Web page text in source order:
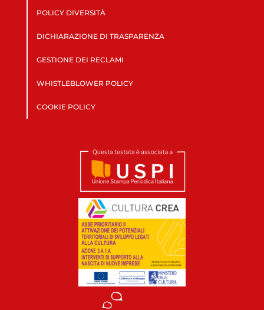
POLICY DIVERSITÀ
DICHIARAZIONE DI TRASPARENZA
GESTIONE DEI RECLAMI
WHISTLEBLOWER POLICY
COOKIE POLICY